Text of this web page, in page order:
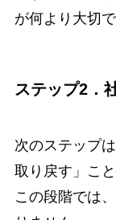
が何より大切で
ステップ2．
次のステップ
取り戻す」こと
この段階では